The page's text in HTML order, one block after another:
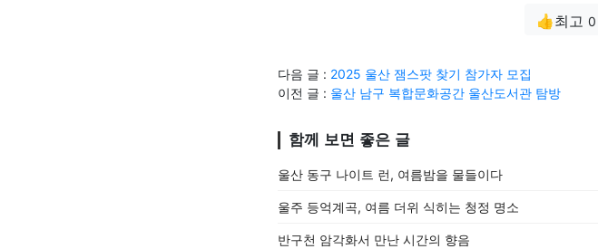
👍최고 0
다음 글 : 2025 울산 잼스팟 찾기 참가자 모집
이전 글 : 울산 남구 복합문화공간 울산도서관 탐방
함께 보면 좋은 글
울산 동구 나이트 런, 여름밤을 물들이다
울주 등억계곡, 여름 더위 식히는 청정 명소
반구천 암각화서 만난 시간의 향음